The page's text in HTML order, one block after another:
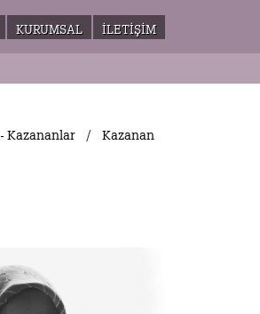
KURUMSAL İLETIŞIM
Kazananlar Kazanan